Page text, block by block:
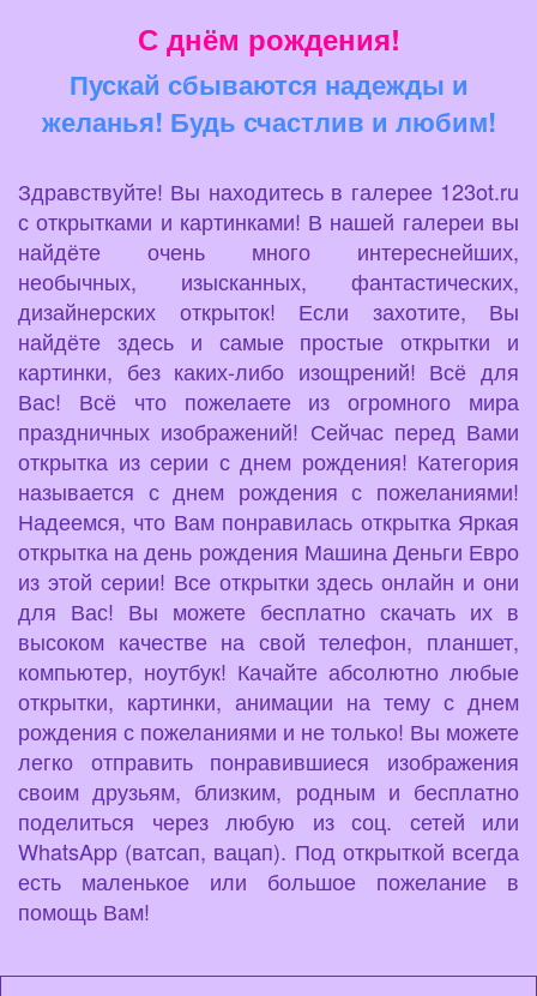
С днём рождения!
Пускай сбываются надежды и
желанья! Будь счастлив и любим!
Здравствуйте! Вы находитесь в галерее 123ot.ru
с открытками и картинками! В нашей галереи вы
найдёте очень много интереснейших,
необычных, изысканных, фантастических,
дизайнерских открыток! Если захотите, Вы
найдёте здесь и самые простые открытки и
картинки, без каких-либо изощрений! Всё для
Вас! Всё что пожелаете из огромного мира
праздничных изображений! Сейчас перед Вами
открытка из серии с днем рождения! Категория
называется с днем рождения с пожеланиями!
Надеемся, что Вам понравилась открытка Яркая
открытка на день рождения Машина Деньги Евро
из этой серии! Все открытки здесь онлайн и они
для Вас! Вы можете бесплатно скачать их в
высоком качестве на свой телефон, планшет,
компьютер, ноутбук! Качайте абсолютно любые
открытки, картинки, анимации на тему с днем
рождения с пожеланиями и не только! Вы можете
легко отправить понравившиеся изображения
своим друзьям, близким, родным и бесплатно
поделиться через любую из соц. сетей или
WhatsApp (ватсап, вацап). Под открыткой всегда
есть маленькое или большое пожелание в
помощь Вам!